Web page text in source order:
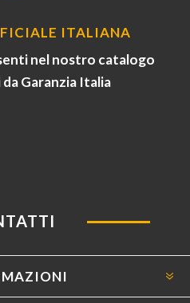
ITALIANA
nel nostro catalogo
Garanzia Italia